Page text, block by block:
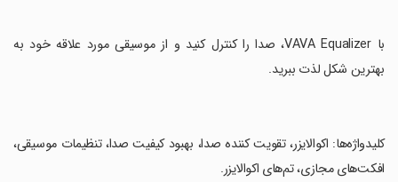
‏با VAVA Equalizer، صدا را کنترل کنید و از موسیقی مورد علاقه خود به
بهترین شکل لذت ببرید.
‏کلیدواژه‌ها: اکوالایزر، تقویت کننده صدا، بهبود کیفیت صدا، تنظیمات موسیقی،
افکت‌های مجازی، تم‌های اکوالایزر.